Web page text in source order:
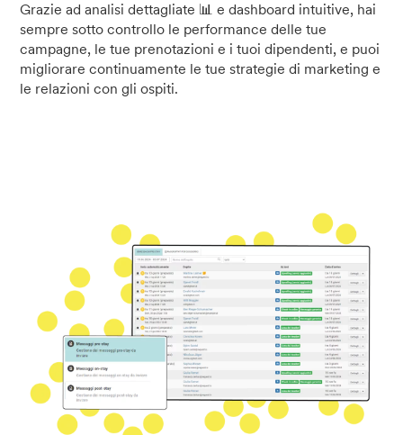
Grazie ad analisi dettagliate 📊 e dashboard intuitive, hai
sempre sotto controllo le performance delle tue
campagne, le tue prenotazioni e i tuoi dipendenti, e puoi
migliorare continuamente le tue strategie di marketing e
le relazioni con gli ospiti.